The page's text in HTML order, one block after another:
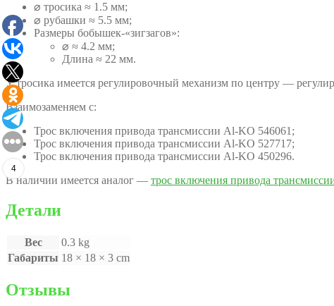
⌀ тросика ≈ 1.5 мм;
⌀ рубашки ≈ 5.5 мм;
Размеры бобышек-«зигзагов»:
⌀ ≈ 4.2 мм;
Длина ≈ 22 мм.
У тросика имеется регулировочный механизм по центру —
Взаимозаменяем с:
Трос включения привода трансмиссии Al-KO 546061;
Трос включения привода трансмиссии Al-KO 527717;
Трос включения привода трансмиссии Al-KO 450296.
В наличии имеется аналог — трос включения привода
Детали
Вес
0.3 kg
Габариты 18 × 18 × 3 cm
Отзывы
4